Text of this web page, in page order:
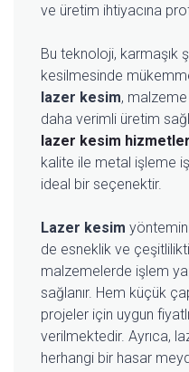
ve üretim ihtiyacına
Bu teknoloji, karmaşık
kesilmesinde
lazer kesim, malzeme
daha verimli üretim
lazer kesim
kalite ile metal işleme
ideal bir seçenektir.
Lazer kesim
de esneklik ve
malzemelerde işlem
sağlanır. Hem küçük
projeler için uygun
verilmektedir. Ayrıca,
herhangi bir hasar